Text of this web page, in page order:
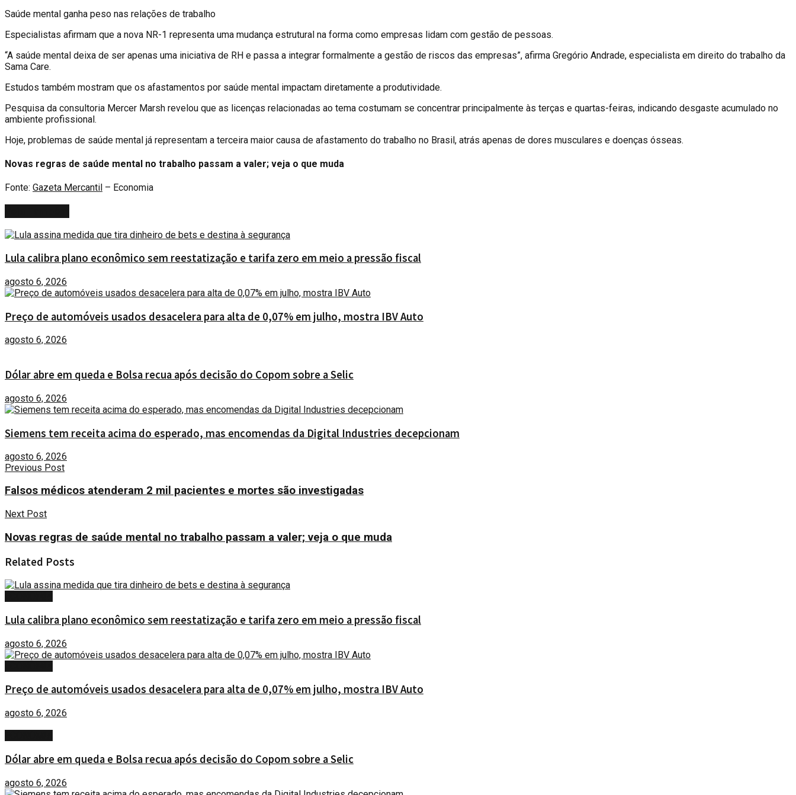
Saúde mental ganha peso nas relações de trabalho
Especialistas afirmam que a nova NR-1 representa uma mudança estrutural na forma como empresas lidam com gestão de pessoas.
“A saúde mental deixa de ser apenas uma iniciativa de RH e passa a integrar formalmente a gestão de riscos das empresas”, afirma Gregório Andrade, especialista em direito do trabalho da
Sama Care.
Estudos também mostram que os afastamentos por saúde mental impactam diretamente a produtividade.
Pesquisa da consultoria Mercer Marsh revelou que as licenças relacionadas ao tema costumam se concentrar principalmente às terças e quartas-feiras, indicando desgaste acumulado no
ambiente profissional.
Hoje, problemas de saúde mental já representam a terceira maior causa de afastamento do trabalho no Brasil, atrás apenas de dores musculares e doenças ósseas.
Novas regras de saúde mental no trabalho passam a valer; veja o que muda
Fonte: Gazeta Mercantil – Economia
Lula calibra plano econômico sem reestatização e tarifa zero em meio a pressão fiscal
agosto 6, 2026
Preço de automóveis usados desacelera para alta de 0,07% em julho, mostra IBV Auto
agosto 6, 2026
Dólar abre em queda e Bolsa recua após decisão do Copom sobre a Selic
agosto 6, 2026
Siemens tem receita acima do esperado, mas encomendas da Digital Industries decepcionam
agosto 6, 2026
Previous Post
Falsos médicos atenderam 2 mil pacientes e mortes são investigadas
Next Post
Novas regras de saúde mental no trabalho passam a valer; veja o que muda
Related Posts
Lula calibra plano econômico sem reestatização e tarifa zero em meio a pressão fiscal
agosto 6, 2026
Preço de automóveis usados desacelera para alta de 0,07% em julho, mostra IBV Auto
agosto 6, 2026
Dólar abre em queda e Bolsa recua após decisão do Copom sobre a Selic
agosto 6, 2026